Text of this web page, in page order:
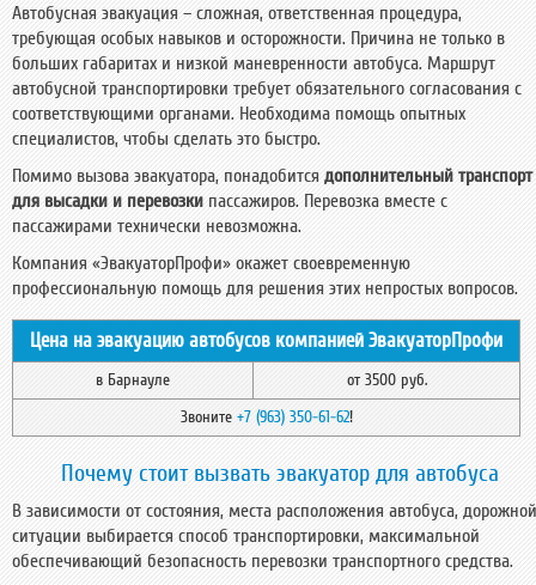
Автобусная эвакуация – сложная, ответственная процедура,
требующая особых навыков и осторожности. Причина не только в
больших габаритах и низкой маневренности автобуса. Маршрут
автобусной транспортировки требует обязательного согласования с
соответствующими органами. Необходима помощь опытных
специалистов, чтобы сделать это быстро.
Помимо вызова эвакуатора, понадобится дополнительный транспорт
для высадки и перевозки пассажиров. Перевозка вместе с
пассажирами технически невозможна.
Компания «ЭвакуаторПрофи» окажет своевременную
профессиональную помощь для решения этих непростых вопросов.
Цена на эвакуацию автобусов компанией ЭвакуаторПрофи
в Барнауле
от 3500 руб.
Звоните +7 (963) 350-61-62!
Почему стоит вызвать эвакуатор для автобуса
В зависимости от состояния, места расположения автобуса, дорожной
ситуации выбирается способ транспортировки, максимальной
обеспечивающий безопасность перевозки транспортного средства.